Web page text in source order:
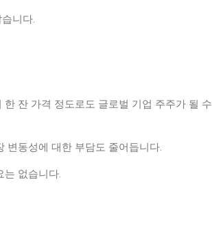
니다.
잔 가격 정도로도 글로벌 기업 주주가 될 수
변동성에 대한 부담도 줄어듭니다.
는 없습니다.